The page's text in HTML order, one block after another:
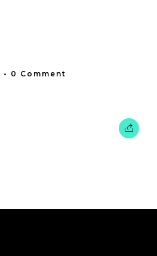
• 0 Comment